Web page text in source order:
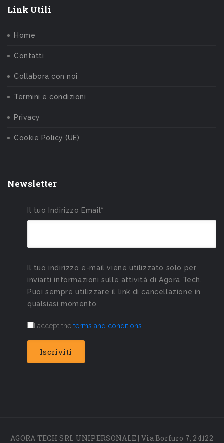
Link Utili
Home
Contatti
Collabora con noi
Termini e condizioni
Privacy
Cookie Policy (UE)
Newsletter
Il tuo Indirizzo Email*
Il tuo indirizzo e-mail viene utilizzato solo per
inviarti informazioni sulle attività di Agora Tech.
Puoi sempre utilizzare il link di cancellazione in
qualsiasi momento
I accept the terms and conditions
AGORA TECH SRL UNIPERSONALE | Via Borfuro 7, 24122